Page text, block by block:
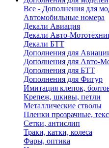
Все - Дополнения для
Автомобильные номера
Декали Авиация
Декали Авто-
Декали БТТ
Дополнения для
Дополнения для Авто-
Дополнения для БТТ
Дополнения для Фигур
Имитация клепок,
Крепеж, шкивы, петли
Металлические стволы
Пленки прозрачные,
Сетки, антислип
Траки, катки, колеса
Фары, оптика